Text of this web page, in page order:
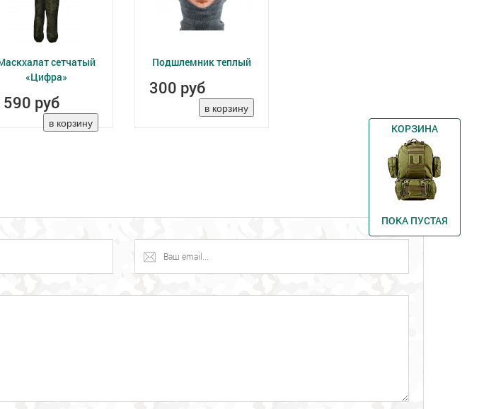
сетчатый
«Цифра»
руб
Подшлемник теплый
300 руб
КОРЗИНА
ПОКА ПУСТАЯ